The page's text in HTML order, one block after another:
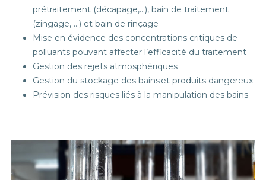
prétraitement (décapage,…), bain de traitement
(zingage, …) et bain de rinçage
Mise en évidence des concentrations critiques de
polluants pouvant affecter l’efficacité du traitement
Gestion des rejets atmosphériques
Gestion du stockage des bains et produits dangereux
Prévision des risques liés à la manipulation des bains